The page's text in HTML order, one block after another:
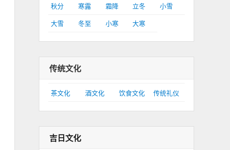
秋分
寒露 霜降 立冬
小雪
大雪
冬至 小寒 大寒
传统文化
茶文化 酒文化 饮食文化 传统礼仪
吉日文化